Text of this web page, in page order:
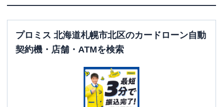
プロミス 北海道札幌市北区のカードローン自動
契約機・店舗・ATMを検索